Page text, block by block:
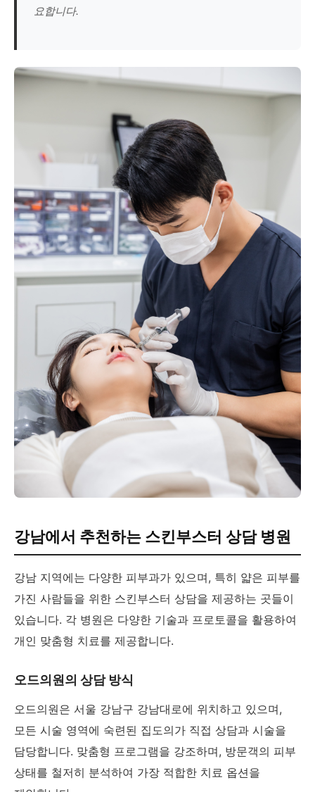
요합니다.
강남에서 추천하는 스킨부스터 상담 병원
강남 지역에는 다양한 피부과가 있으며, 특히 얇은 피부를
가진 사람들을 위한 스킨부스터 상담을 제공하는 곳들이
있습니다. 각 병원은 다양한 기술과 프로토콜을 활용하여
개인 맞춤형 치료를 제공합니다.
오드의원의 상담 방식
오드의원은 서울 강남구 강남대로에 위치하고 있으며,
모든 시술 영역에 숙련된 집도의가 직접 상담과 시술을
담당합니다. 맞춤형 프로그램을 강조하며, 방문객의 피부
상태를 철저히 분석하여 가장 적합한 치료 옵션을